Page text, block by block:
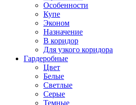
Особенности
Купе
Эконом
Назначение
В коридор
Для узкого коридора
Гардеробные
Цвет
Белые
Светлые
Серые
Темные